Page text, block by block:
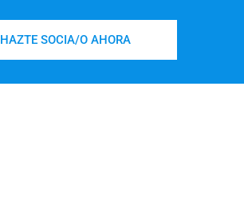
HAZTE SOCIA/O AHORA